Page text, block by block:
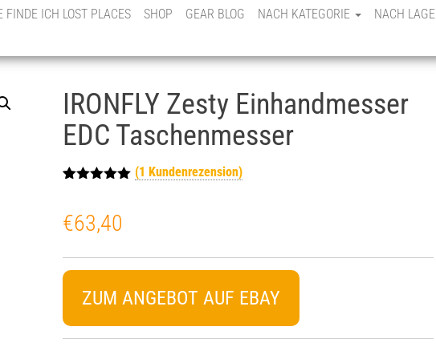
FINDE ICH LOST PLACES SHOP GEAR BLOG NACH KATEGORIE NACH LAGE
IRONFLY Zesty Einhandmesser
EDC Taschenmesser
basierend
auf
rtung
(1 Kundenrezension)
€63,40
ZUM ANGEBOT AUF EBAY